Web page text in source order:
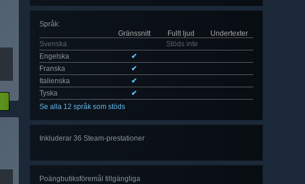
Språk:
Gränssnitt
Fullt ljud
Undertexter
Svenska
Stöds inte
Engelska
✔
Franska
✔
Italienska
✔
Tyska
✔
Se alla 12 språk som stöds
Inkluderar 36 Steam-prestationer
Poängbutiksföremål tillgängliga